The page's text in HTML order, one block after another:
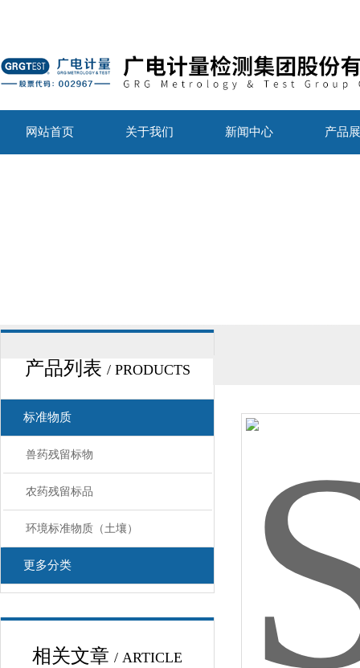
网站首页 关于我们 新闻中心 产品
产品列表 / PRODUCTS
标准物质
兽药残留标物
农药残留标品
环境标准物质（土壤）
更多分类
相关文章 / ARTICLE